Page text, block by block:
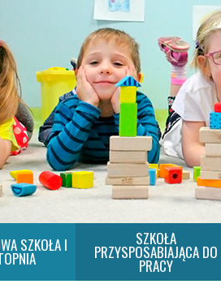
SZKOŁA I SZKOŁA
PRZYSPOSABIAJĄCA DO
PRACY